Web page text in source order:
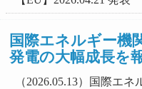
国際エネルギー機
発電の大幅成長を
（2026.05.13）国際エ